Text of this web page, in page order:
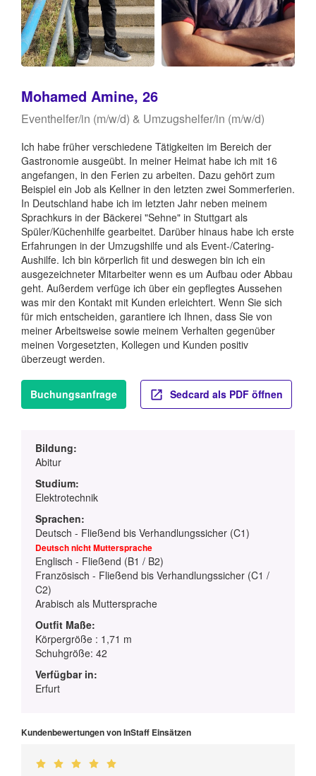
Mohamed Amine, 26
Eventhelfer/in (m/w/d) & Umzugshelfer/in (m/w/d)
Ich habe früher verschiedene Tätigkeiten im Bereich der
Gastronomie ausgeübt. In meiner Heimat habe ich mit 16
angefangen, in den Ferien zu arbeiten. Dazu gehört zum
Beispiel ein Job als Kellner in den letzten zwei Sommerferien.
In Deutschland habe ich im letzten Jahr neben meinem
Sprachkurs in der Bäckerei "Sehne" in Stuttgart als
Spüler/Küchenhilfe gearbeitet. Darüber hinaus habe ich erste
Erfahrungen in der Umzugshilfe und als Event-/Catering-
Aushilfe. Ich bin körperlich fit und deswegen bin ich ein
ausgezeichneter Mitarbeiter wenn es um Aufbau oder Abbau
geht. Außerdem verfüge ich über ein gepflegtes Aussehen
was mir den Kontakt mit Kunden erleichtert. Wenn Sie sich
für mich entscheiden, garantiere ich Ihnen, dass Sie von
meiner Arbeitsweise sowie meinem Verhalten gegenüber
meinen Vorgesetzten, Kollegen und Kunden positiv
überzeugt werden.
Buchungsanfrage Sedcard als PDF öffnen
Bildung:
Abitur
Studium:
Elektrotechnik
Sprachen:
Deutsch - Fließend bis Verhandlungssicher (C1)
Deutsch nicht Muttersprache
Englisch - Fließend (B1 / B2)
Französisch - Fließend bis Verhandlungssicher (C1 /
C2)
Arabisch als Muttersprache
Outfit Maße:
Körpergröße : 1,71 m
Schuhgröße: 42
Verfügbar in:
Erfurt
Kundenbewertungen von InStaff Einsätzen